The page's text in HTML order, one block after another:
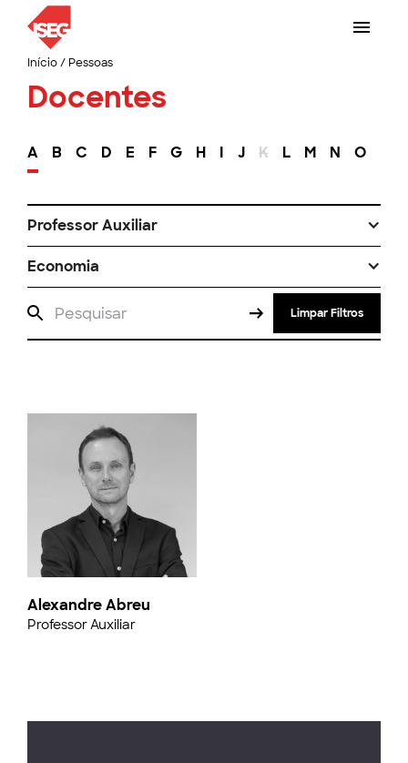
Início/ Pessoas
Docentes
A B C D E F G H I J K L M N O
Professor Auxiliar
Economia
Limpar Filtros
Alexandre Abreu
Professor Auxiliar